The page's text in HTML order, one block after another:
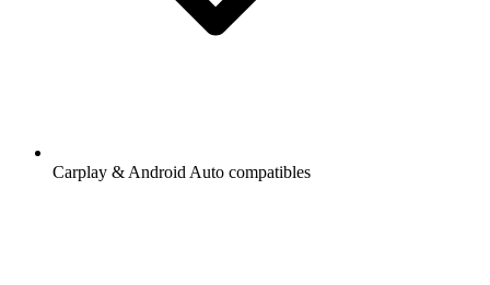
Carplay & Android Auto compatibles